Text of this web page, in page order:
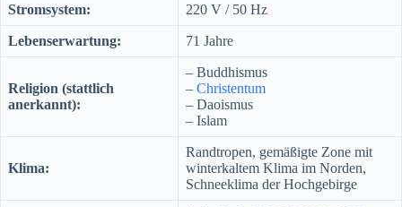
Stromsystem: 220 V / 50 Hz
Lebenserwartung: 71 Jahre
Religion (stattlich
anerkannt):
– Buddhismus
– Christentum
– Daoismus
– Islam
Klima:
Randtropen, gemäßigte Zone mit
winterkaltem Klima im Norden,
Schneeklima der Hochgebirge